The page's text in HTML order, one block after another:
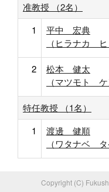
准教授 （2名）
1
平中 宏典
（ヒラナカ ヒ
2
松本 健太
（マツモト ケ
特任教授 （1名）
1
渡邊 健順
（ワタナベ タ
Copyright (C)